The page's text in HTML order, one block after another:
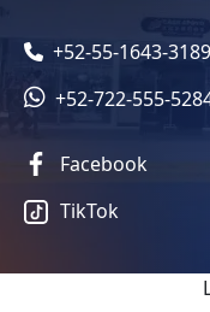
+52-55-1643-3189
+52-722-555-
Facebook
TikTok